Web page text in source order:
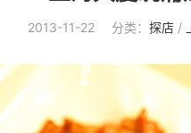
2013-11-22 分类： 探店 /